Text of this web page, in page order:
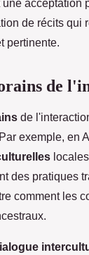
de récits qui
pertinente.
de
de
exemple, en
des pratiques
comment les